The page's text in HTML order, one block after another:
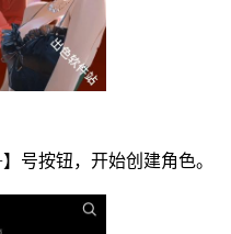
号按钮，开始创建角色。